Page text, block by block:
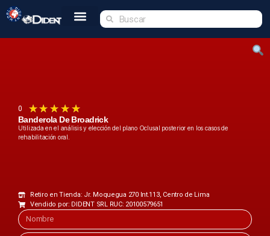
0 ★★ ★ ★ ★
Banderola De Broadrick
Utilizada en el análisis y elección del plano Oclusal posterior en los casos de
rehabilitación oral.
Retiro en Tienda: Jr. Moquegua 270 Int.113, Centro de Lima
Vendido por: DIDENT SRL RUC: 20100579651